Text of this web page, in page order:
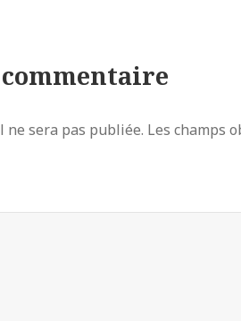
ne sera pas publiée. Les champs